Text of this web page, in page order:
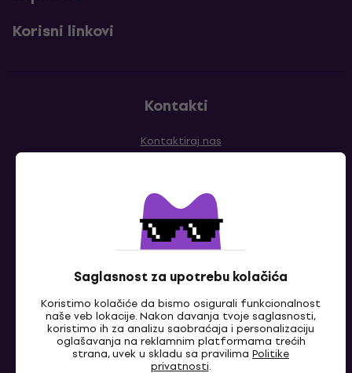
Saglasnost za upotrebu kolačića
Koristimo kolačiće da bismo osigurali funkcionalnost
naše veb lokacije. Nakon davanja tvoje saglasnosti,
koristimo ih za analizu saobraćaja i personalizaciju
oglašavanja na reklamnim platformama trećih
strana, uvek u skladu sa pravilima Politike
privatnosti.
Korisni linkovi
Kontakti
Kontaktiraj nas